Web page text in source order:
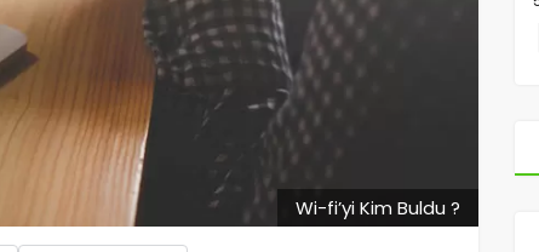
Wi-fi’yi Kim Buldu ?